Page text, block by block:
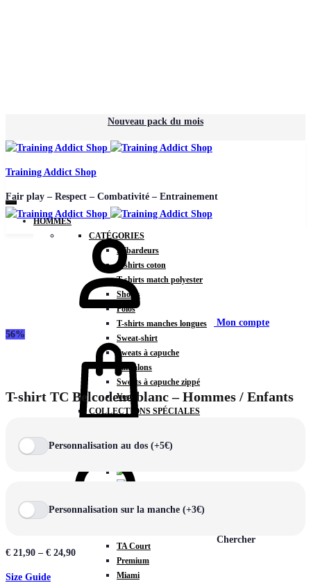
Nouveau pack du mois
Training Addict Shop
Fair play – Respect – Combativité – Entrainement
HOMMES
CATÉGORIES
Débardeurs
T-shirts coton
T-shirts match polyester
Shorts
Polos
T-shirts manches longues
Sweat-shirt
Sweats à capuche
Pantalons
Sweats à capuche zippé
Vestes
COLLECTIONS SPÉCIALES
TA Court
Premium
Miami
Mon compte
Chercher
56%
T-shirt TC Belcodene blanc – Hommes / Enfants
Personnalisation au dos (+5€)
Personnalisation sur la manche (+3€)
€ 21,90 – € 24,90
Size Guide